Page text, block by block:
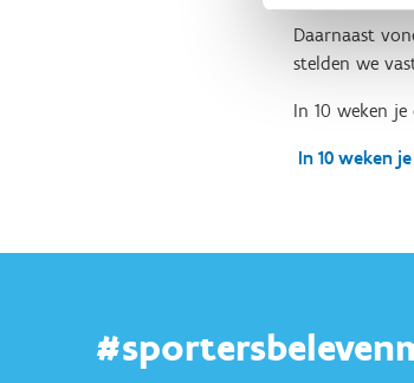
Daarnaast
stelden we
In 10 weken
In 10 weken